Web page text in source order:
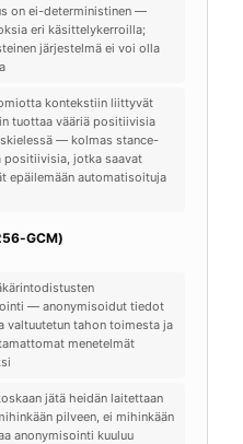
on ei-deterministinen —
eri käsittelykerroilla;
järjestelmä ei voi olla
kontekstiin liittyvät
tuottaa vääriä positiivisia
— kolmas stance-
positiivisia, jotka saavat
epäilemään automatisoituja
GCM)
— anonymisoidut tiedot
valtuutetun tahon toimesta ja
menetelmät
jätä heidän laitettaan
pilveen, ei mihinkään
anonymisointi kuuluu